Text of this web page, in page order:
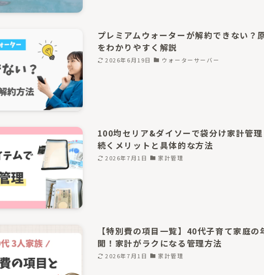
プレミアムウォーターが解約できない？
をわかりやすく解説
2026年6月19日 ウォーターサーバー
100均セリア&ダイソーで袋分け家計管
続くメリットと具体的な方法
2026年7月1日 家計管理
【特別費の項目一覧】40代子育て家庭の
開！家計がラクになる管理方法
2026年7月1日 家計管理